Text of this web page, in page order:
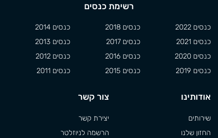
רשימת כנסים
כנסים 2022
כנסים 2021
כנסים 2020
כנסים 2019
כנסים 2018
כנסים 2017
כנסים 2016
כנסים 2015
כנסים 2014
כנסים 2013
כנסים 2012
כנסים 2011
אודותינו
שירותים
החזון שלנו
צור קשר
יצירת קשר
הרשמה לניוזלטר